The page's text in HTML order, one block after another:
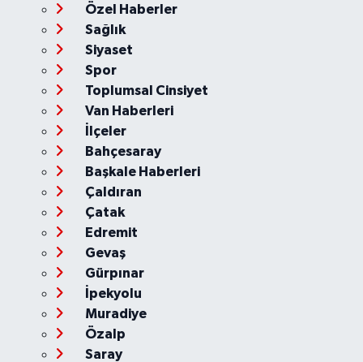
Özel Haberler
Sağlık
Siyaset
Spor
Toplumsal Cinsiyet
Van Haberleri
İlçeler
Bahçesaray
Başkale Haberleri
Çaldıran
Çatak
Edremit
Gevaş
Gürpınar
İpekyolu
Muradiye
Özalp
Saray